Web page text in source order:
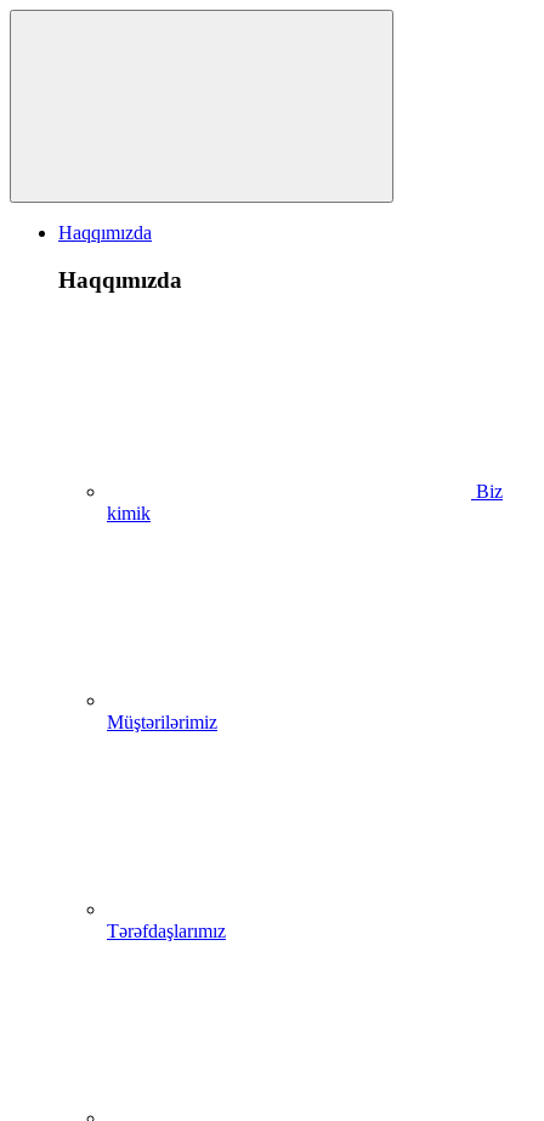
Haqqımızda
Haqqımızda
Biz
kimik
Müştərilərimiz
Tərəfdaşlarımız